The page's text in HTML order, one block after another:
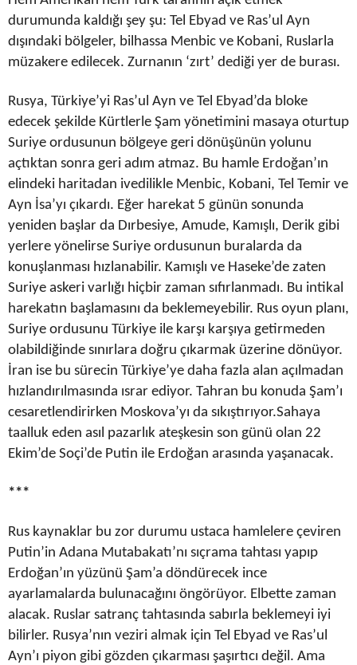
durumunda kaldığı şey şu: Tel Ebyad ve Ras’ul Ayn
dışındaki bölgeler, bilhassa Menbic ve Kobani, Ruslarla
müzakere edilecek. Zurnanın ‘zırt’ dediği yer de burası.
Rusya, Türkiye’yi Ras’ul Ayn ve Tel Ebyad’da bloke
edecek şekilde Kürtlerle Şam yönetimini masaya oturtup
Suriye ordusunun bölgeye geri dönüşünün yolunu
açtıktan sonra geri adım atmaz. Bu hamle Erdoğan’ın
elindeki haritadan ivedilikle Menbic, Kobani, Tel Temir ve
Ayn İsa’yı çıkardı. Eğer harekat 5 günün sonunda
yeniden başlar da Dırbesiye, Amude, Kamışlı, Derik gibi
yerlere yönelirse Suriye ordusunun buralarda da
konuşlanması hızlanabilir. Kamışlı ve Haseke’de zaten
Suriye askeri varlığı hiçbir zaman sıfırlanmadı. Bu intikal
harekatın başlamasını da beklemeyebilir. Rus oyun planı,
Suriye ordusunu Türkiye ile karşı karşıya getirmeden
olabildiğinde sınırlara doğru çıkarmak üzerine dönüyor.
İran ise bu sürecin Türkiye’ye daha fazla alan açılmadan
hızlandırılmasında ısrar ediyor. Tahran bu konuda Şam’ı
cesaretlendirirken Moskova’yı da sıkıştırıyor.Sahaya
taalluk eden asıl pazarlık ateşkesin son günü olan 22
Ekim’de Soçi’de Putin ile Erdoğan arasında yaşanacak.
***
Rus kaynaklar bu zor durumu ustaca hamlelere çeviren
Putin’in Adana Mutabakatı’nı sıçrama tahtası yapıp
Erdoğan’ın yüzünü Şam’a döndürecek ince
ayarlamalarda bulunacağını öngörüyor. Elbette zaman
alacak. Ruslar satranç tahtasında sabırla beklemeyi iyi
bilirler. Rusya’nın veziri almak için Tel Ebyad ve Ras’ul
Ayn’ı piyon gibi gözden çıkarması şaşırtıcı değil. Ama